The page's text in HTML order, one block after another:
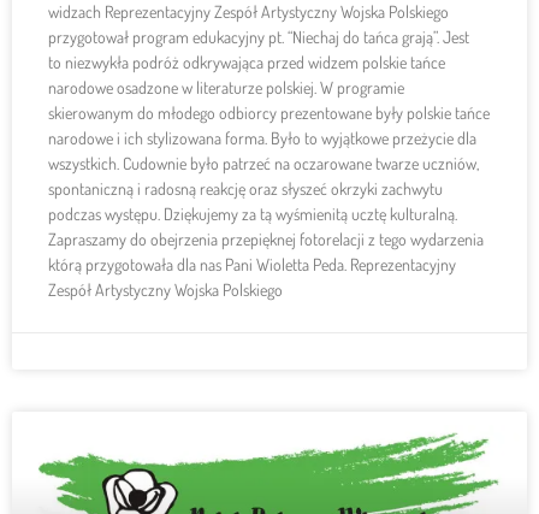
widzach Reprezentacyjny Zespół Artystyczny Wojska Polskiego
przygotował program edukacyjny pt. “Niechaj do tańca grają”. Jest
to niezwykła podróż odkrywająca przed widzem polskie tańce
narodowe osadzone w literaturze polskiej. W programie
skierowanym do młodego odbiorcy prezentowane były polskie tańce
narodowe i ich stylizowana forma. Było to wyjątkowe przeżycie dla
wszystkich. Cudownie było patrzeć na oczarowane twarze uczniów,
spontaniczną i radosną reakcję oraz słyszeć okrzyki zachwytu
podczas występu. Dziękujemy za tą wyśmienitą ucztę kulturalną.
Zapraszamy do obejrzenia przepięknej fotorelacji z tego wydarzenia
którą przygotowała dla nas Pani Wioletta Peda. Reprezentacyjny
Zespół Artystyczny Wojska Polskiego